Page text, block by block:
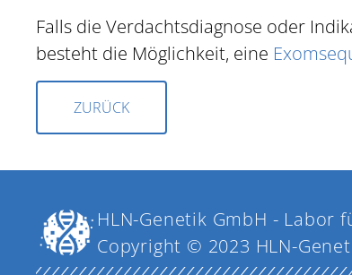
Falls die Verdachtsdiagnose oder
besteht die Möglichkeit, eine
ZURÜCK
HLN-Genetik GmbH - Labor
Copyright © 2023 HLN-